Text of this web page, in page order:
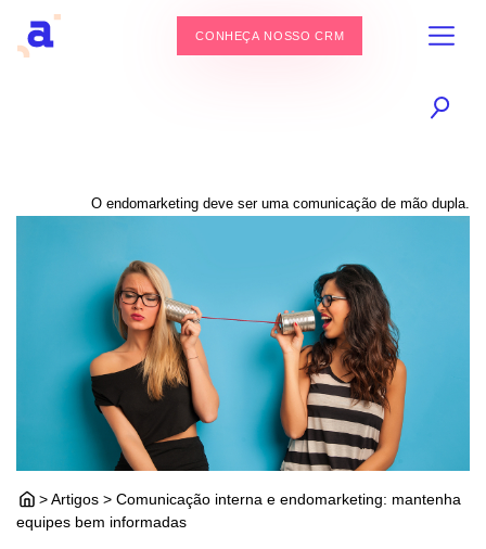
CONHEÇA NOSSO CRM
> Artigos > Comunicação interna e endomarketing: mantenha
equipes bem informadas
O endomarketing deve ser uma comunicação de mão dupla.